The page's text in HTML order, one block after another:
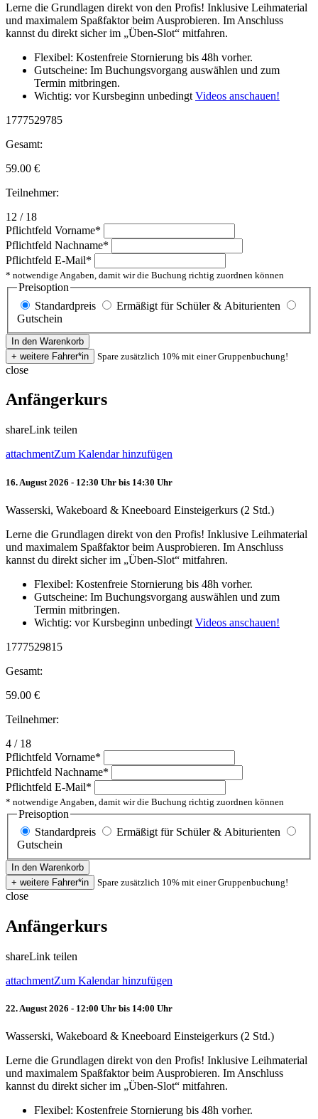
Lerne die Grundlagen direkt von den Profis! Inklusive Leihmaterial
und maximalem Spaßfaktor beim Ausprobieren. Im Anschluss
kannst du direkt sicher im „Üben-Slot“ mitfahren.
Flexibel: Kostenfreie Stornierung bis 48h vorher.
Gutscheine: Im Buchungsvorgang auswählen und zum
Termin mitbringen.
Wichtig: vor Kursbeginn unbedingt Videos anschauen!
1777529785
Gesamt:
59.00 €
Teilnehmer:
12 / 18
Pflichtfeld Vorname*
Pflichtfeld Nachname*
Pflichtfeld E-Mail*
* notwendige Angaben, damit wir die Buchung richtig zuordnen können
Preisoption
Standardpreis
Ermäßigt für Schüler & Abiturienten
Gutschein
Spare zusätzlich 10% mit einer Gruppenbuchung!
close
Anfängerkurs
shareLink teilen
attachmentZum Kalendar hinzufügen
16. August 2026 - 12:30 Uhr bis 14:30 Uhr
Wasserski, Wakeboard & Kneeboard Einsteigerkurs (2 Std.)
Lerne die Grundlagen direkt von den Profis! Inklusive Leihmaterial
und maximalem Spaßfaktor beim Ausprobieren. Im Anschluss
kannst du direkt sicher im „Üben-Slot“ mitfahren.
Flexibel: Kostenfreie Stornierung bis 48h vorher.
Gutscheine: Im Buchungsvorgang auswählen und zum
Termin mitbringen.
Wichtig: vor Kursbeginn unbedingt Videos anschauen!
1777529815
Gesamt:
59.00 €
Teilnehmer:
4 / 18
Pflichtfeld Vorname*
Pflichtfeld Nachname*
Pflichtfeld E-Mail*
* notwendige Angaben, damit wir die Buchung richtig zuordnen können
Preisoption
Standardpreis
Ermäßigt für Schüler & Abiturienten
Gutschein
Spare zusätzlich 10% mit einer Gruppenbuchung!
close
Anfängerkurs
shareLink teilen
attachmentZum Kalendar hinzufügen
22. August 2026 - 12:00 Uhr bis 14:00 Uhr
Wasserski, Wakeboard & Kneeboard Einsteigerkurs (2 Std.)
Lerne die Grundlagen direkt von den Profis! Inklusive Leihmaterial
und maximalem Spaßfaktor beim Ausprobieren. Im Anschluss
kannst du direkt sicher im „Üben-Slot“ mitfahren.
Flexibel: Kostenfreie Stornierung bis 48h vorher.